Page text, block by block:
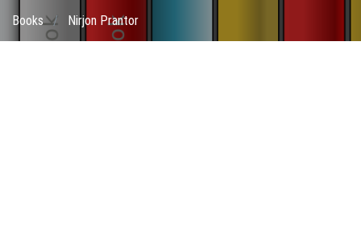
Books / Nirjon Prantor